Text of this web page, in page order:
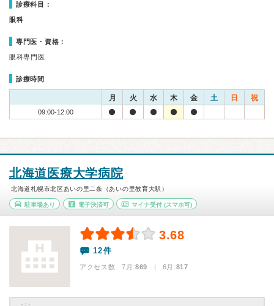
診療科目：
眼科
専門医・資格：
眼科専門医
診療時間
月 火 水 木 金 土 日 祝
09:00-12:00
北海道医療大学病院
北海道札幌市北区あいの里二条（あいの里教育大駅）
駐車場あり 電子決済可 マイナ受付 (スマホ可)
3.68
12件
アクセス数 7月:869 | 6月:817